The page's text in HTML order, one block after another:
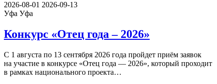
2026-08-01 2026-09-13
Уфа Уфа
Конкурс «Отец года – 2026»
С 1 августа по 13 сентября 2026 года пройдет приём заявок
на участие в конкурсе «Отец года — 2026», который проходит
в рамках национального проекта…